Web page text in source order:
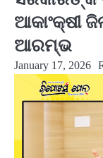
ଆକାଂକ୍ଷୀ
ଆରମ୍ଭ
January 17, 2026